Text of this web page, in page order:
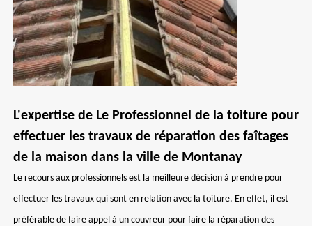
L'expertise de Le Professionnel de la toiture pour
effectuer les travaux de réparation des faîtages
de la maison dans la ville de Montanay
Le recours aux professionnels est la meilleure décision à prendre pour
effectuer les travaux qui sont en relation avec la toiture. En effet, il est
préférable de faire appel à un couvreur pour faire la réparation des